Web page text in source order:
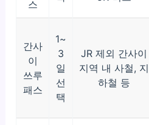
스
간사
이
쓰루
패스
1~
3
일
선
택
JR 제외 간사이
지역 내 사철, 지
하철 등